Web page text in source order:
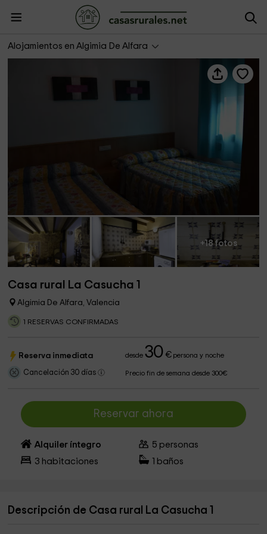
Alojamientos en Algimia De Alfara
Casa rural La Casucha 1
+18 fotos
Casa rural La Casucha 1
Algimia De Alfara, Valencia
1 RESERVAS CONFIRMADAS
Reserva inmediata desde30 €persona y noche
Cancelación 30 días Precio fin de semana desde 300€
Reservar ahora
Alquiler íntegro 5 personas
3 habitaciones baños
Descripción de Casa rural La Casucha 1